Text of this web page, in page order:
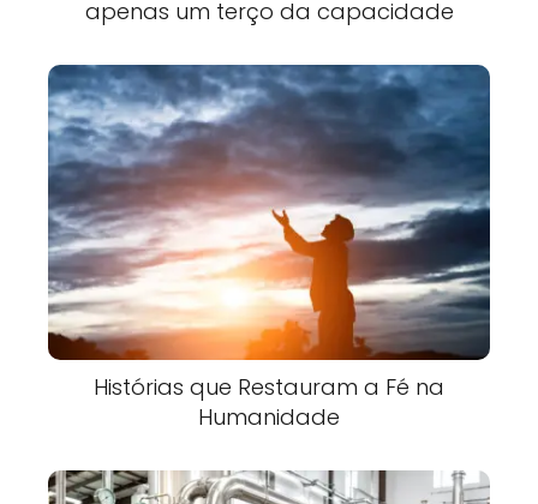
apenas um terço da capacidade
Histórias que Restauram a Fé na
Humanidade